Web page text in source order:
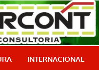
INTERNACIONAL